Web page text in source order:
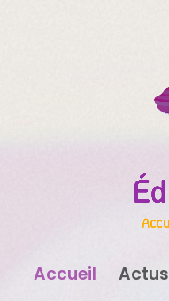
Accueil Actus